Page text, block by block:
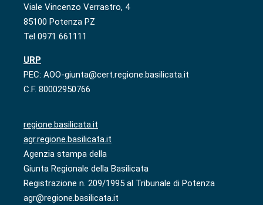
Viale Vincenzo Verrastro, 4
85100 Potenza PZ
Tel 0971 661111
URP
PEC: AOO-giunta@cert.regione.basilicata.it
C.F. 80002950766
regione.basilicata.it
agr.regione.basilicata.it
Agenzia stampa della
Giunta Regionale della Basilicata
Registrazione n. 209/1995 al Tribunale di Potenza
agr@regione.basilicata.it